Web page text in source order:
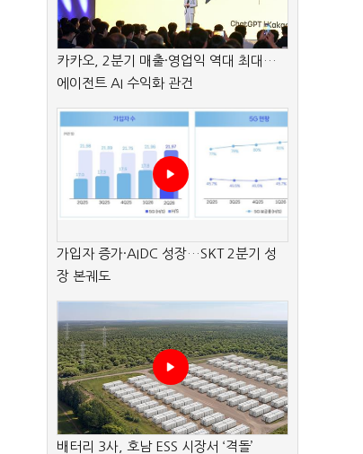
카카오, 2분기 매출·영업익 역대 최대…
에이전트 AI 수익화 관건
가입자 증가·AIDC 성장…SKT 2분기 성
장 본궤도
배터리 3사, 호남 ESS 시장서 ‘격돌’